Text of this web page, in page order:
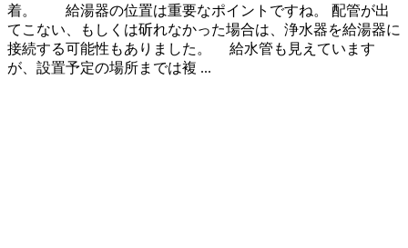
着。 給湯器の位置は重要なポイントですね。 配管が出
てこない、もしくは斫れなかった場合は、浄水器を給湯器に
接続する可能性もありました。 給水管も見えています
が、設置予定の場所までは複 ...